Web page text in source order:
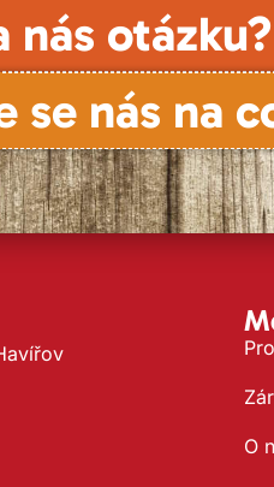
nás otázku?
se nás na
O